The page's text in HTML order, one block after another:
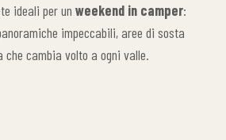
ideali per un weekend in camper:
impeccabili, aree di sosta
cambia volto a ogni valle.